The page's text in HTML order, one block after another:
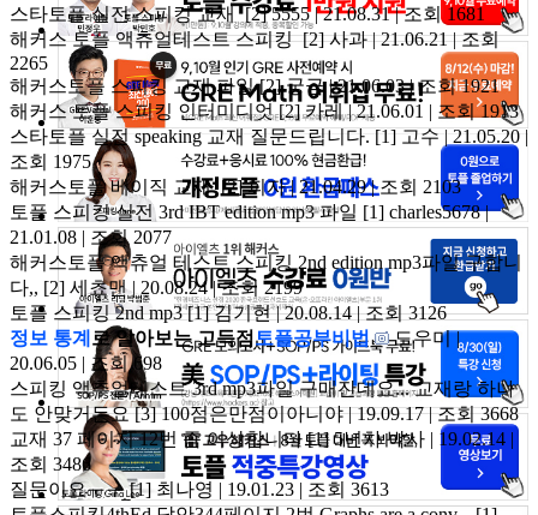
스타토플 실전 스피킹 교재[2] 5555 | 21.08.31 | 조회 1681
해커스 토플 액츄얼테스트 스피킹[2] 사과 | 21.06.21 | 조회
2265
해커스토플 스피킹 교재 파일[2] 궁금 | 21.06.03 | 조회 1921
해커스 토플 스피킹 인터미디엇[2] 카레 | 21.06.01 | 조회 1913
스타토플 실전 speaking 교재 질문드립니다. [1] 고수 | 21.05.20 |
조회 1975
해커스토플 베이직 교재[2] 피자 | 21.04.29 | 조회 2103
토플 스피킹 실전 3rd IBT edition mp3 파일 [1] charles5678 |
21.01.08 | 조회 2077
해커스토플 액츄얼 테스트 스피킹 2nd edition mp3파일 구합니
다,, [2] 세쵸맨 | 20.08.24 | 조회 2199
토플 스피킹 2nd mp3[1] 김기현 | 20.08.14 | 조회 3126
정보 통계 로 알아보는 고득점 토플공부비법
도우미 |
20.06.05 | 조회 698
스피킹 액추얼테스트 3rd mp3파일 구매잔데요... 교재랑 하나
도 안맞거든요[3] 100점은만점이아니야 | 19.09.17 | 조회 3668
교재 37 페이지 12번 좀 이상합니다[1] 5년차 박사 | 19.02.14 |
조회 3486
질문이요ㅜㅜ[1] 최나영 | 19.01.23 | 조회 3613